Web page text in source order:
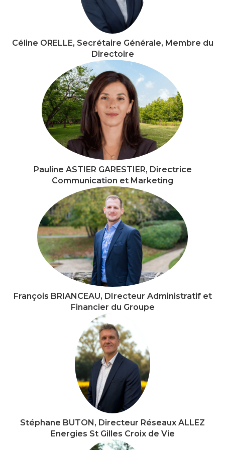
Céline ORELLE, Secrétaire Générale, Membre du
Directoire
Pauline ASTIER GARESTIER, Directrice
Communication et Marketing
François BRIANCEAU, DIrecteur Administratif et
Financier du Groupe
Stéphane BUTON, Directeur Réseaux ALLEZ
Energies St Gilles Croix de Vie